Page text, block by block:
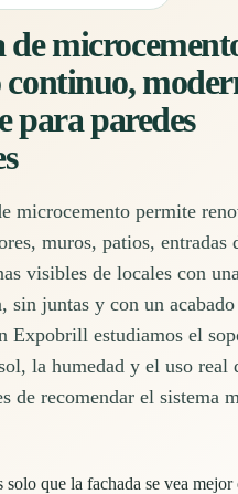
de
continuo,
para paredes
microcemento permite
muros, patios, entradas
visibles de locales con
sin juntas y con un
Expobrill estudiamos el
la humedad y el uso real
de recomendar el sistema
que la fachada se vea mejor